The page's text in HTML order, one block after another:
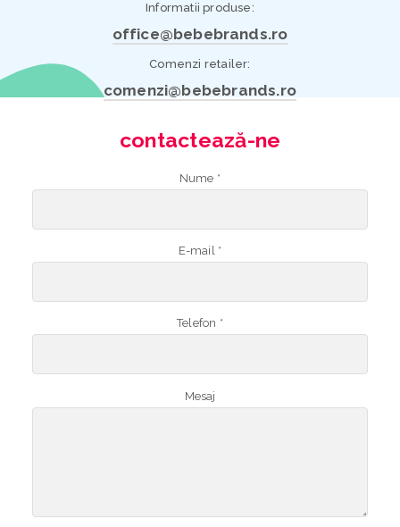
Informatii produse:
office@bebebrands.ro
Comenzi retailer:
comenzi@bebebrands.ro
contactează-ne
Nume *
E-mail *
Telefon *
Mesaj